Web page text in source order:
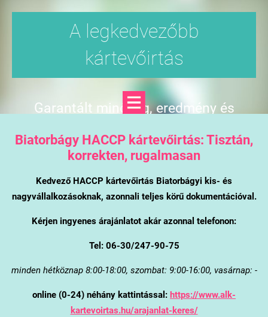
A legkedvezőbb
kártevőirtás
Garantált minőség, eredmény és
Biatorbágy HACCP kártevőirtás: Tisztán,
korrekten, rugalmasan
Kedvező HACCP kártevőirtás Biatorbágyi kis- és
nagyvállalkozásoknak, azonnali teljes körű dokumentációval.
Kérjen ingyenes árajánlatot akár azonnal telefonon:
Tel: 06-30/247-90-75
minden hétköznap 8:00-18:00, szombat: 9:00-16:00, vasárnap: -
online (0-24) néhány kattintással: https://www.alk-
kartevoirtas.hu/arajanlat-keres/